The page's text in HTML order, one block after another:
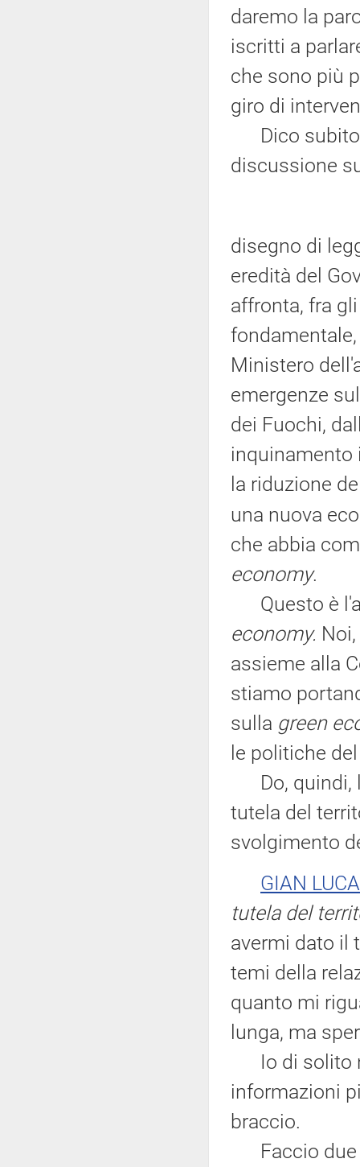
daremo la
iscritti a
che sono più
giro di
Dico subito
discussione
disegno di
eredità del
affronta, fra
Ministero
emergenze
dei Fuochi,
inquinamento
la riduzione
una nuova
che abbia
economy.
Questo è
economy.
assieme alla
stiamo
sulla green
le politiche
Do, quindi,
tutela del
svolgimento
GIAN
tutela del
avermi dato il
temi della
quanto mi
lunga, ma
Io di solito
informazioni
braccio.
Faccio due